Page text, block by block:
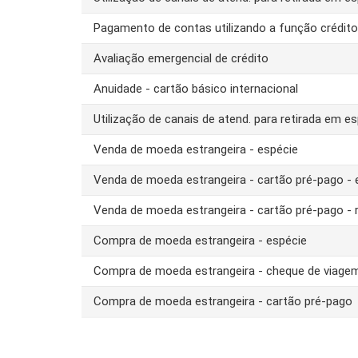
Pagamento de contas utilizando a função
Avaliação emergencial de crédito
Anuidade - cartão básico internacional
Utilização de canais de atend. para retirada em
Venda de moeda estrangeira - espécie
Venda de moeda estrangeira - cartão pré-pago -
Venda de moeda estrangeira - cartão pré-pago -
Compra de moeda estrangeira - espécie
Compra de moeda estrangeira - cheque de
Compra de moeda estrangeira - cartão pré-pago